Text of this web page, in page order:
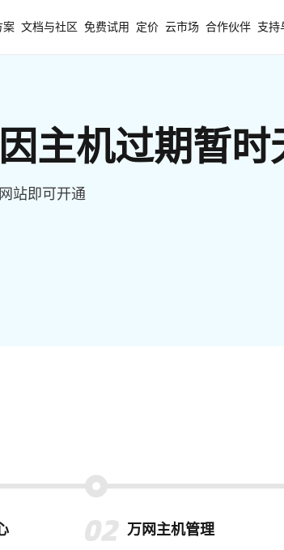
案 文档与社区 免费试用 定价 云市场 合作伙伴 支持
主机过期暂时
站即可开通
万网主机管理